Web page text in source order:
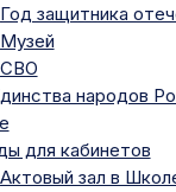
Год защитника
Музей
СВО
народов
для кабинетов
Актовый зал в